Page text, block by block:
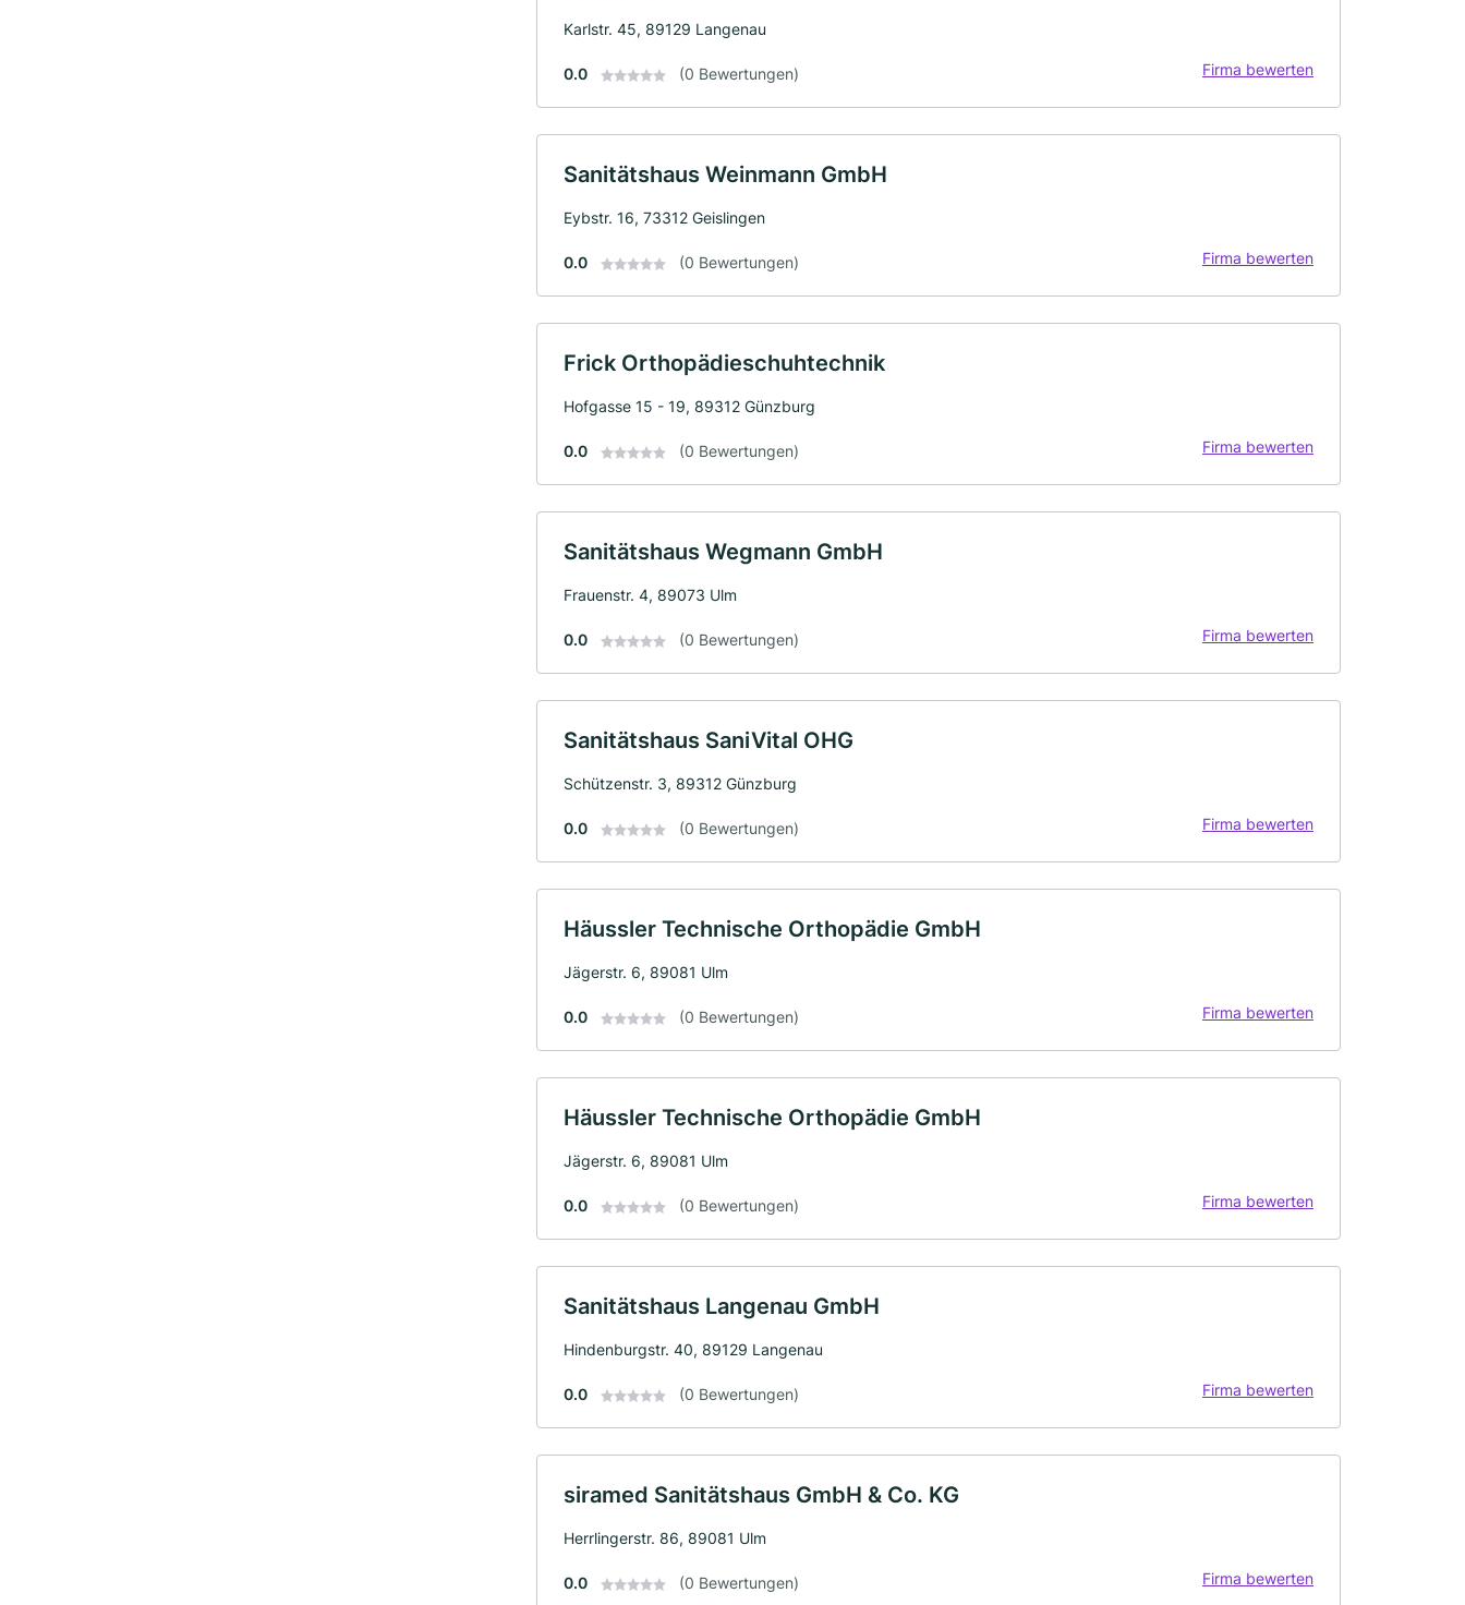
Karlstr. 45, 89129 Langenau
0.0 (0 Bewertungen) Firma bewerten
Sanitätshaus Weinmann GmbH
Eybstr. 16, 73312 Geislingen
0.0 (0 Bewertungen) Firma bewerten
Frick Orthopädieschuhtechnik
Hofgasse 15 - 19, 89312 Günzburg
0.0 (0 Bewertungen) Firma bewerten
Sanitätshaus Wegmann GmbH
Frauenstr. 4, 89073 Ulm
0.0 (0 Bewertungen) Firma bewerten
Sanitätshaus SaniVital OHG
Schützenstr. 3, 89312 Günzburg
0.0 (0 Bewertungen) Firma bewerten
Häussler Technische Orthopädie GmbH
Jägerstr. 6, 89081 Ulm
0.0 (0 Bewertungen) Firma bewerten
Häussler Technische Orthopädie GmbH
Jägerstr. 6, 89081 Ulm
0.0 (0 Bewertungen) Firma bewerten
Sanitätshaus Langenau GmbH
Hindenburgstr. 40, 89129 Langenau
0.0 (0 Bewertungen) Firma bewerten
siramed Sanitätshaus GmbH & Co. KG
Herrlingerstr. 86, 89081 Ulm
0.0 (0 Bewertungen) Firma bewerten